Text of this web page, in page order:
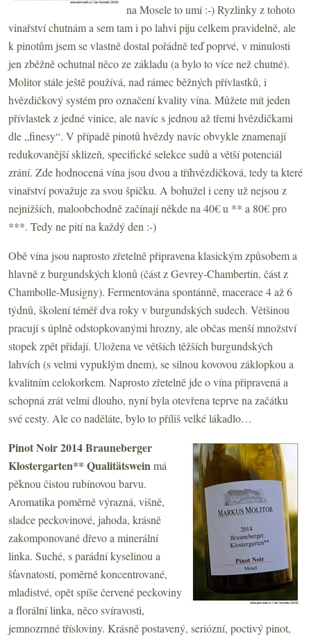
na Mosele to umí :-) Ryzlinky z tohoto
vinařství chutnám a sem tam i po lahvi piju celkem pravidelně, ale
k pinotům jsem se vlastně dostal pořádně teď poprvé, v minulosti
jen zběžně ochutnal něco ze základu (a bylo to více než chutné).
Molitor stále ještě používá, nad rámec běžných přívlastků, i
hvězdičkový systém pro označení kvality vína. Můžete mít jeden
přívlastek z jedné vinice, ale navíc s jednou až třemi hvězdičkami
dle „finesy“. V případě pinotů hvězdy navíc obvykle znamenají
redukovanější sklizeň, specifické selekce sudů a větší potenciál
zrání. Zde hodnocená vína jsou dvou a tříhvězdičková, tedy ta které
vinařství považuje za svou špičku. A bohužel i ceny už nejsou z
nejnižších, maloobchodně začínají někde na 40€ u ** a 80€ pro
***. Tedy ne pití na každý den :-)
Obě vína jsou naprosto zřetelně připravena klasickým způsobem a
hlavně z burgundských klonů (část z Gevrey-Chambertin, část z
Chambolle-Musigny). Fermentována spontánně, macerace 4 až 6
týdnů, školení téměř dva roky v burgundských sudech. Většinou
pracují s úplně odstopkovanými hrozny, ale občas menší množství
stopek zpět přidají. Uložena ve větších těžších burgundských
lahvích (s velmi vypuklým dnem), se silnou kovovou záklopkou a
kvalitním celokorkem. Naprosto zřetelně jde o vína připravená a
schopná zrát velmi dlouho, nyní byla otevřena teprve na začátku
své cesty. Ale co naděláte, bylo to příliš velké lákadlo…
Pinot Noir 2014 Brauneberger
Klostergarten** Qualitätsweinmá
pěknou čistou rubínovou barvu.
Aromatika poměrně výrazná, višně,
sladce peckovinové, jahoda, krásně
zakomponované dřevo a minerální
linka. Suché, s parádní kyselinou a
šťavnatostí, poměrně koncentrované,
mladistvé, opět spíše červené peckoviny
a florální linka, něco svíravosti,
jemnozrnné třísloviny. Krásně postavený, seriózní, poctivý pinot,